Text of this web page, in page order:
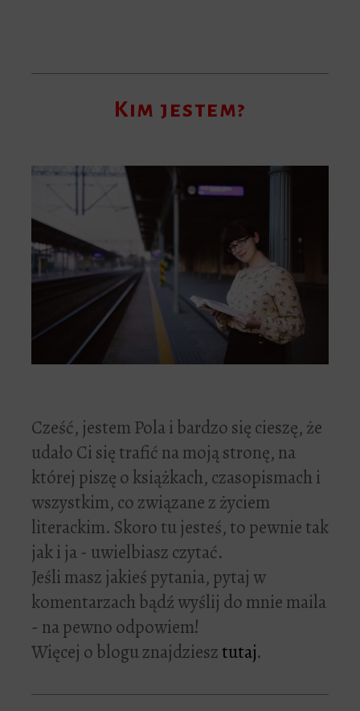
Kim jestem?
Cześć, jestem Pola i bardzo się cieszę, że
udało Ci się trafić na moją stronę, na
której piszę o książkach, czasopismach i
wszystkim, co związane z życiem
literackim. Skoro tu jesteś, to pewnie tak
jak i ja - uwielbiasz czytać.
Jeśli masz jakieś pytania, pytaj w
komentarzach bądź wyślij do mnie maila
- na pewno odpowiem!
Więcej o blogu znajdziesztutaj.